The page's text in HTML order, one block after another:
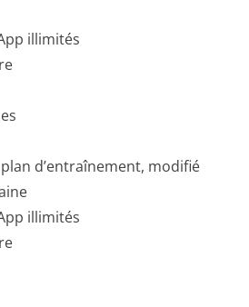
illimités
d’entraînement, modifié
illimités